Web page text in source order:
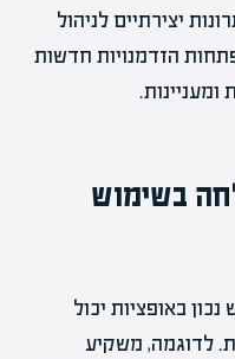
יצירתיים לניהול
הזדמנויות חדשות
בשימוש
באופציות יכול
לדוגמה, משקיע